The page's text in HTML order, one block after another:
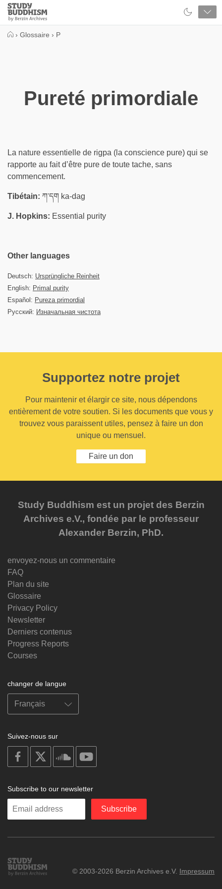
Close
Study
Buddhism
› Glossaire › P
Pureté primordiale
La nature essentielle de rigpa (la conscience pure) qui se
rapporte au fait d’être pure de toute tache, sans
commencement.
Tibétain: ཀ་དག ka-dag
J. Hopkins: Essential purity
Other languages
Deutsch: Ursprüngliche Reinheit
English: Primal purity
Español: Pureza primordial
Русский: Изначальная чистота
Supportez notre projet
Pour maintenir et élargir ce site, nous dépendons
entièrement de votre soutien. Si les documents que vous y
trouvez vous paraissent utiles, pensez à faire un don
unique ou mensuel.
Faire un don
Study Buddhism est un projet des Berzin
Archives e.V., fondée par le professeur
Alexander Berzin, PhD.
envoyez-nous un commentaire
FAQ
Plan du site
Glossaire
Privacy Policy
Newsletter
Derniers contenus
Progress Reports
Courses
changer de langue
Suivez-nous sur
on
facebook
soundcloud
Subscribe to our newsletter
Enter
Subscribe
Study
Buddhism
© 2003-2026 Berzin Archives e.V. Impressum